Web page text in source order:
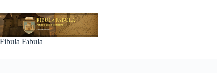
to
content
Fibula Fabula